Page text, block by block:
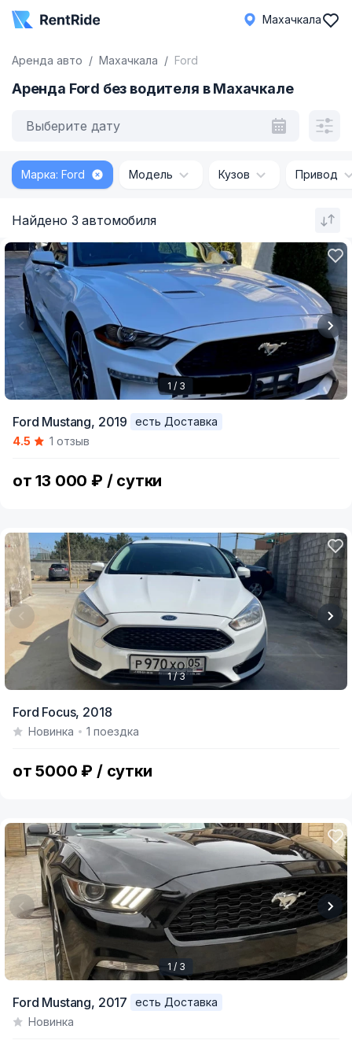
Махачкала
Аренда авто Махачкала Ford
Аренда Ford без водителя в Махачкале
Выберите дату
Марка: Ford Модель Кузов Привод
Найдено 3 автомобиля
of
1 / 3
Ford Mustang, 2019
есть Доставка
4.5
1 отзыв
от 13 000 ₽ / сутки
of
1 / 3
Ford Focus, 2018
Новинка 1 поездка
от 5000 ₽ / сутки
of
1 / 3
Ford Mustang, 2017
есть Доставка
Новинка